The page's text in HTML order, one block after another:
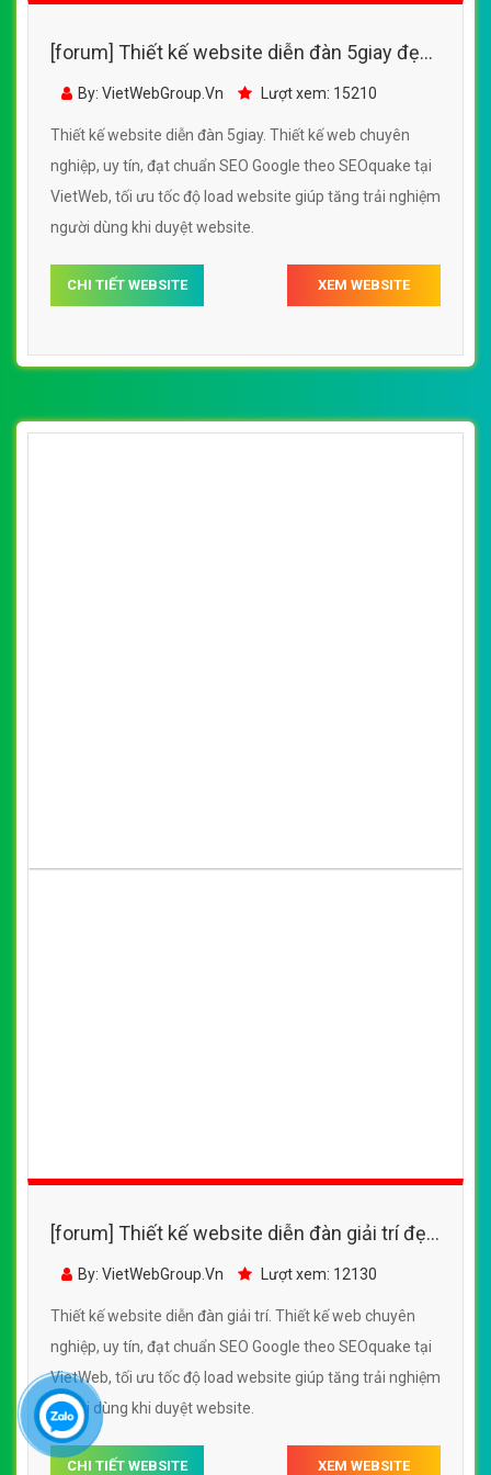
[forum] Thiết kế website diễn đàn 5giay đẹp,
chuyên nghiệp chuẩn SEO
By: VietWebGroup.Vn Lượt xem: 15210
Thiết kế website diễn đàn 5giay. Thiết kế web chuyên
nghiệp, uy tín, đạt chuẩn SEO Google theo SEOquake tại
VietWeb, tối ưu tốc độ load website giúp tăng trải nghiệm
người dùng khi duyệt website.
CHI TIẾT WEBSITE XEM WEBSITE
[forum] Thiết kế website diễn đàn giải trí đẹp,
chuyên nghiệp chuẩn SEO
By: VietWebGroup.Vn Lượt xem: 12130
Thiết kế website diễn đàn giải trí. Thiết kế web chuyên
nghiệp, uy tín, đạt chuẩn SEO Google theo SEOquake tại
VietWeb, tối ưu tốc độ load website giúp tăng trải nghiệm
người dùng khi duyệt website.
CHI TIẾT WEBSITE XEM WEBSITE